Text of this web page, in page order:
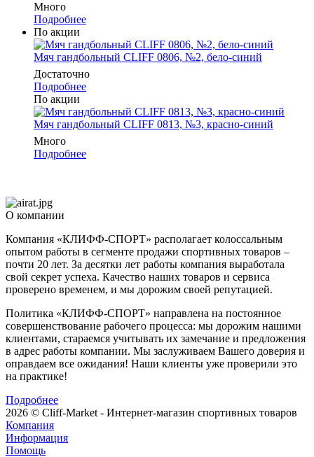
Много
Подробнее
По акции
Мяч гандбольный CLIFF 0806, №2, бело-синий
Достаточно
Подробнее
По акции
Мяч гандбольный CLIFF 0813, №3, красно-синий
Много
Подробнее
О компании
Компания «КЛИФФ-СПОРТ» располагает колоссальным
опытом работы в сегменте продажи спортивных товаров –
почти 20 лет. За десятки лет работы компания выработала
свой секрет успеха. Качество наших товаров и сервиса
проверено временем, и мы дорожим своей репутацией.
Политика «КЛИФФ-СПОРТ» направлена на постоянное
совершенствование рабочего процесса: мы дорожим нашими
клиентами, стараемся учитывать их замечание и предложения
в адрес работы компании. Мы заслуживаем Вашего доверия и
оправдаем все ожидания! Наши клиенты уже проверили это
на практике!
Подробнее
2026 © Cliff-Market - Интернет-магазин спортивных товаров
Компания
Информация
Помощь